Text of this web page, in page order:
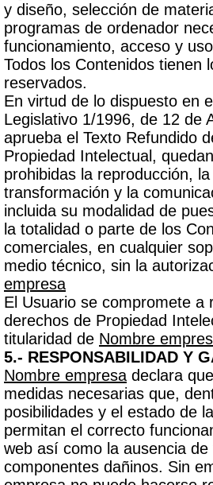
y diseño, selección de
programas de ordenador
funcionamiento, acceso y
Todos los Contenidos tienen
reservados.
En virtud de lo dispuesto en
Legislativo 1/1996, de 12 de
aprueba el Texto Refundido
Propiedad Intelectual,
prohibidas la reproducción,
transformación y la
incluida su modalidad de
la totalidad o parte de los
comerciales, en cualquier
medio técnico, sin la
empresa
El Usuario se compromete a
derechos de Propiedad
titularidad de Nombre
5.- RESPONSABILIDAD Y
Nombre empresa declara
medidas necesarias que,
posibilidades y el estado de
permitan el correcto
web así como la ausencia de
componentes dañinos. Sin